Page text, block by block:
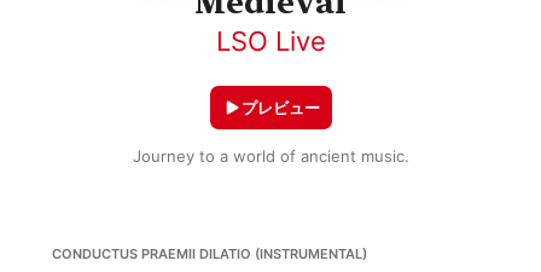
LSO Live
Journey to a world of ancient music.
プレビュー
CONDUCTUS PRAEMII DILATIO (INSTRUMENTAL)